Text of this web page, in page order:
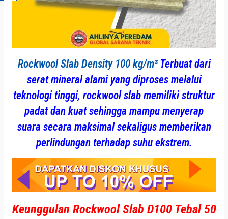
Rockwool Slab Density 100 kg/m³Terbuat dari
serat mineral alami yang diproses melalui
teknologi tinggi, rockwool slab memiliki struktur
padat dan kuat sehingga mampu menyerap
suara secara maksimal sekaligus memberikan
perlindungan terhadap suhu ekstrem.
Keunggulan Rockwool Slab D100 Tebal 50